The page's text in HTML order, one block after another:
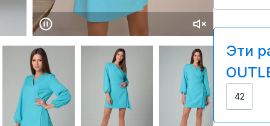
Эти
42